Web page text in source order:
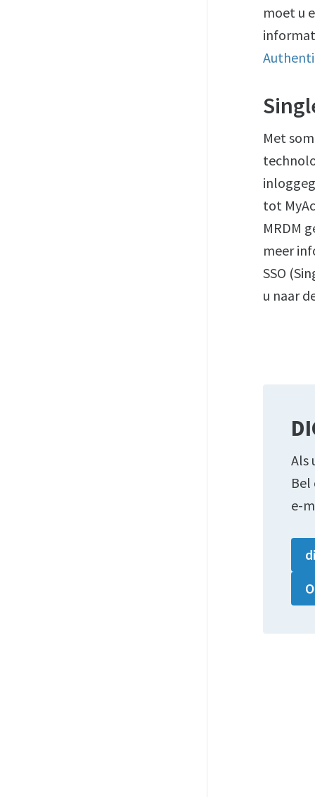
moet u
Met
tot
MRDM
meer
SSO
u naar
Als
e-